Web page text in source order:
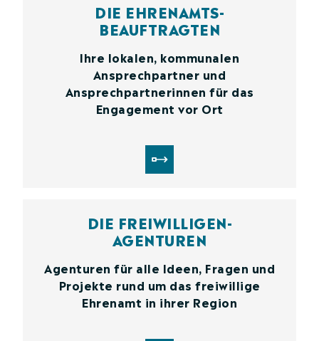
DIE EHRENAMTS­
BEAUFTRAGTEN
Ihre lokalen, kommunalen
Ansprechpartner und
Ansprechpartnerinnen für das
Engagement vor Ort
DIE FREIWILLIGEN­
AGENTUREN
Agenturen für alle Ideen, Fragen und
Projekte rund um das freiwillige
Ehrenamt in ihrer Region